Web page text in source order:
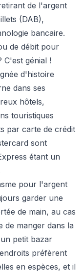
de l'argent
(DAB),
bancaire.
de débit pour
C'est génial !
d'histoire
dans ses
hôtels,
touristiques
par carte de crédit
sont
étant un
pour l'argent
garder une
de main, au cas
de manger dans la
petit bazar
préfèrent
en espèces, et il